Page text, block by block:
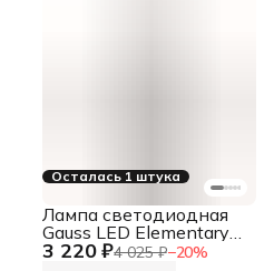
Осталась 1 штука
3 220 ₽4 025 ₽−20%
Лампа светодиодная
Gauss LED Elementary
A67 25W E27 2100lm